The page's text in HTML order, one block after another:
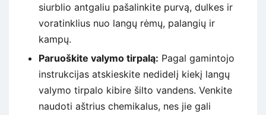
siurblio antgaliu pašalinkite purvą, dulkes ir
voratinklius nuo langų rėmų, palangių ir
kampų.
Paruoškite valymo tirpalą: Pagal gamintojo
instrukcijas atskieskite nedidelį kiekį langų
valymo tirpalo kibire šilto vandens. Venkite
naudoti aštrius chemikalus, nes jie gali